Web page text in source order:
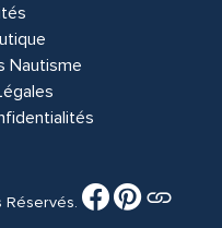
Nautisme
Réservés.